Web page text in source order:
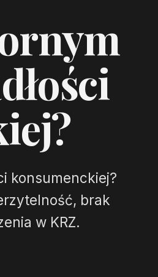
konsumenckiej?
brak
w KRZ.